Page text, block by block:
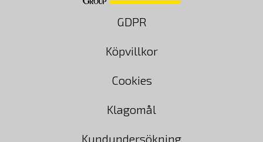
GDPR
Köpvillkor
Cookies
Klagomål
Kundundersökning